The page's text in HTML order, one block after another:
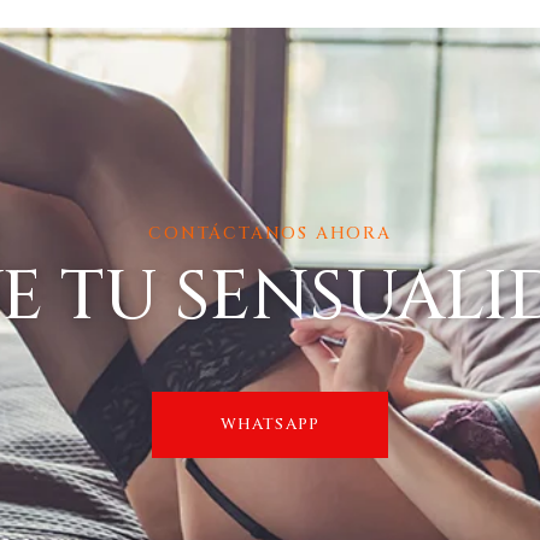
CONTÁCTANOS AHORA
TU
WHATSAPP